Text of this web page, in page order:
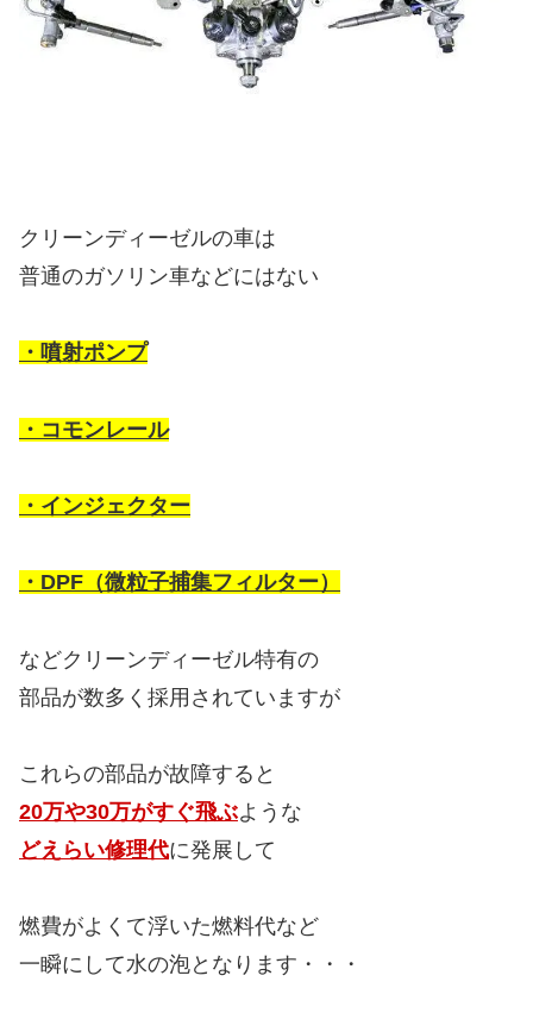
クリーンディーゼルの車は
普通のガソリン車などにはない
・噴射ポンプ
・コモンレール
・インジェクター
・DPF（微粒子捕集フィルター）
などクリーンディーゼル特有の
部品が数多く採用されていますが
これらの部品が故障すると
20万や30万がすぐ飛ぶような
どえらい修理代に発展して
燃費がよくて浮いた燃料代など
一瞬にして水の泡となります・・・